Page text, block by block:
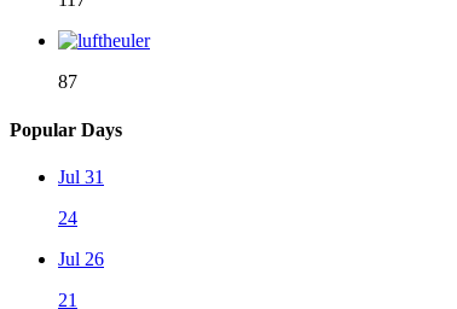
87
Popular Days
Jul 31
24
Jul 26
21